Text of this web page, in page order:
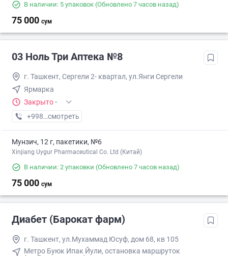
В наличии: 5 упаковок (Обновлено 7 часов назад)
75 000 сум
03 Ноль Три Аптека №8
г. Ташкент, Сергели 2- квартал, ул.Янги Сергели
Ярмарка
Закрыто ·
+998 (77) XXX-XX-XX
смотреть
Мунзич, 12 г, пакетики, №6
Xinjiang Uygur Pharmaceutical Co. Ltd (Китай)
В наличии: 2 упаковки (Обновлено 7 часов назад)
75 000 сум
Диабет (Барокат фарм)
г. Ташкент, ул.Мухаммад Юсуф, дом 68, кв 105
Метро Буюк Ипак Йули, остановка маршруток